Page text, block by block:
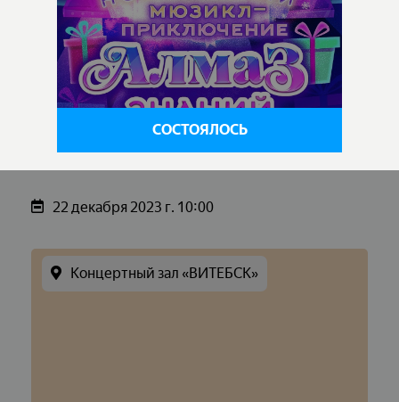
СОСТОЯЛОСЬ
22 декабря 2023 г. 10:00
Концертный зал «ВИТЕБСК»